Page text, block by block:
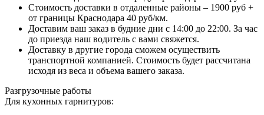
Стоимость доставки в отдаленные районы – 1900 руб +
от границы Краснодара 40 руб/км.
Доставим ваш заказ в будние дни с 14:00 до 22:00. За час
до приезда наш водитель с вами свяжется.
Доставку в другие города сможем осуществить
транспортной компанией. Стоимость будет рассчитана
исходя из веса и объема вашего заказа.
Разгрузочные работы
Для кухонных гарнитуров: